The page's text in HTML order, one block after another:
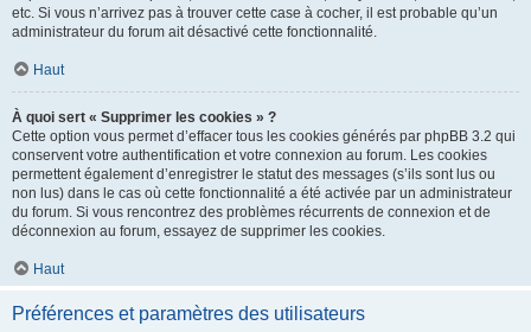
etc. Si vous n’arrivez pas à trouver cette case à cocher, il est probable qu’un
administrateur du forum ait désactivé cette fonctionnalité.
Haut
À quoi sert « Supprimer les cookies » ?
Cette option vous permet d’effacer tous les cookies générés par phpBB 3.2 qui
conservent votre authentification et votre connexion au forum. Les cookies
permettent également d’enregistrer le statut des messages (s’ils sont lus ou
non lus) dans le cas où cette fonctionnalité a été activée par un administrateur
du forum. Si vous rencontrez des problèmes récurrents de connexion et de
déconnexion au forum, essayez de supprimer les cookies.
Haut
Préférences et paramètres des utilisateurs